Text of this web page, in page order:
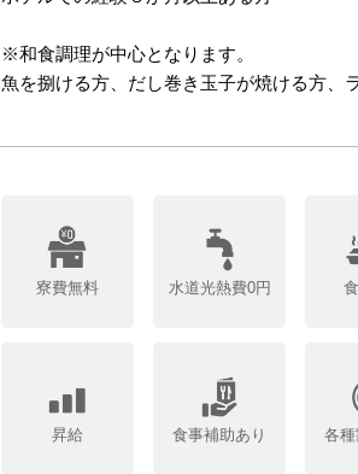
※和食調理が中心となります。
魚を捌ける方、だし巻き玉子が焼ける方、
寮費無料 水道光熱費0円
昇給 食事補助あり 各